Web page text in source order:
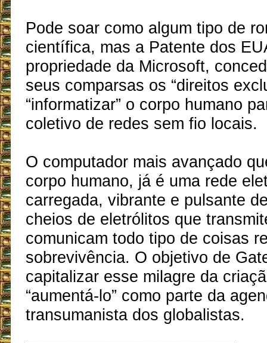
Pode soar como algum tipo de
científica, mas a Patente dos
propriedade da Microsoft,
seus comparsas os “direitos
“informatizar” o corpo humano
coletivo de redes sem fio locais.
O computador mais avançado
corpo humano, já é uma rede
carregada, vibrante e pulsante
cheios de eletrólitos que
comunicam todo tipo de coisas
sobrevivência. O objetivo de
capitalizar esse milagre da
“aumentá-lo” como parte da
transumanista dos globalistas.